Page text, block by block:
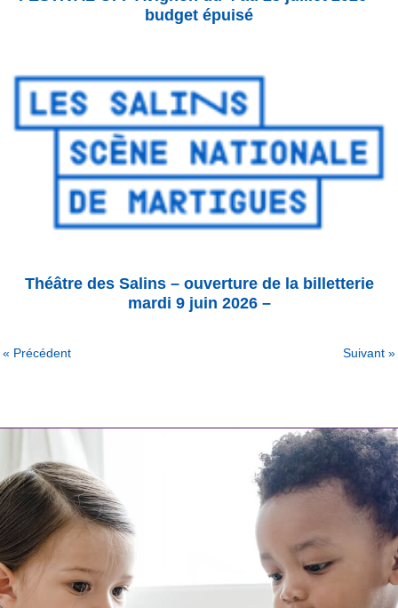
budget épuisé
Théâtre des Salins – ouverture de la billetterie
mardi 9 juin 2026 –
« Précédent Suivant »